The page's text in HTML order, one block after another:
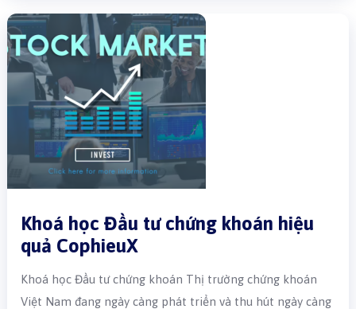
Khoá học Đầu tư chứng khoán hiệu
quả CophieuX
Khoá học Đầu tư chứng khoán Thị trường chứng khoán
Việt Nam đang ngày càng phát triển và thu hút ngày càng